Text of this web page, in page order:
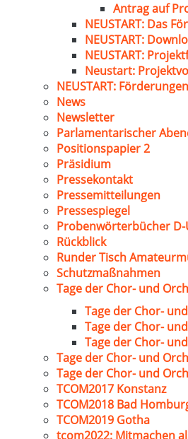
Antrag auf
NEUSTART: Das
NEUSTART:
NEUSTART:
Neustart:
NEUSTART: Förderungen
News
Newsletter
Parlamentarischer
Positionspapier 2
Präsidium
Pressekontakt
Pressemitteilungen
Pressespiegel
Probenwörterbücher D-
Rückblick
Runder Tisch
Schutzmaßnahmen
Tage der Chor- und
Tage der Chor-
Tage der Chor-
Tage der Chor-
Tage der Chor- und
Tage der Chor- und
TCOM2017 Konstanz
TCOM2018 Bad
TCOM2019 Gotha
tcom2022: Mitmachen